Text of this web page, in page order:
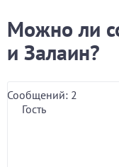
Можно ли
и Залаин?
Сообщений: 2
Гость